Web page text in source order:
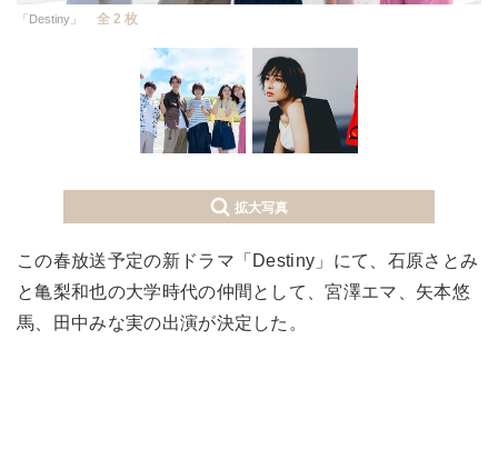
「Destiny」 全 2 枚
拡大写真
この春放送予定の新ドラマ「Destiny」にて、石原さとみ
と亀梨和也の大学時代の仲間として、宮澤エマ、矢本悠
馬、田中みな実の出演が決定した。